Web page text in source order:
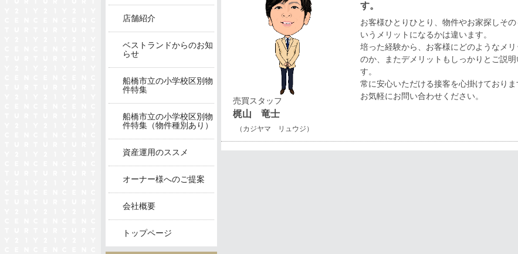
売買スタッフ
梶山 竜士
（カジヤマ リュウジ）
す。
お客様ひとりひとり、物件やお家探しその
いうメリットになるかは違います。
培った経験から、お客様にどのようなメリ
のか、またデメリットもしっかりとご説明
す。
常に安心いただける接客を心掛けておりま
お気軽にお問い合わせください。
店舗紹介
ベストランドからのお知
らせ
船橋市立の小学校区別物
件特集
船橋市立の小学校区別物
件特集（物件種別あり）
資産運用のススメ
オーナー様へのご提案
会社概要
トップページ